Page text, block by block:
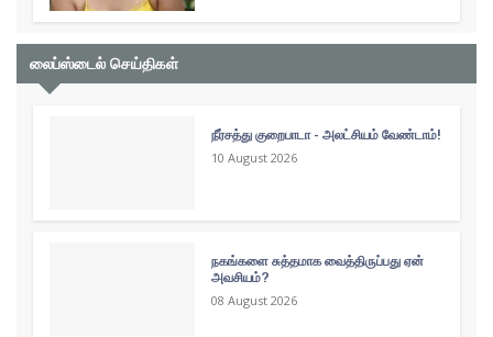
லைப்ஸ்டைல் செய்திகள்
நீர்சத்து குறைபாடா - அலட்சியம் வேண்டாம்!
10 August 2026
நகங்களை சுத்தமாக வைத்திருப்பது ஏன்
அவசியம்?
08 August 2026